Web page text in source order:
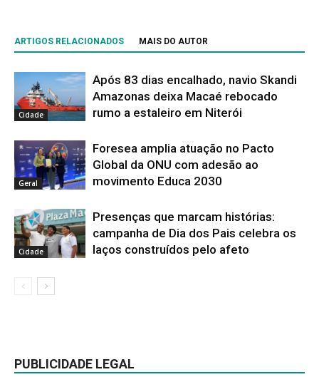
ARTIGOS RELACIONADOS MAIS DO AUTOR
Cidade
Após 83 dias encalhado, navio Skandi
Amazonas deixa Macaé rebocado
rumo a estaleiro em Niterói
Geral
Foresea amplia atuação no Pacto
Global da ONU com adesão ao
movimento Educa 2030
Cidade
Presenças que marcam histórias:
campanha de Dia dos Pais celebra os
laços construídos pelo afeto
PUBLICIDADE LEGAL